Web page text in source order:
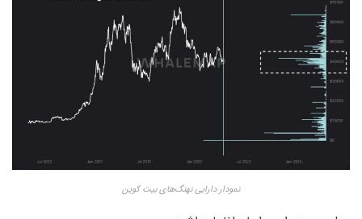
نمودار دارایی نهنگ‌های بیت کوین